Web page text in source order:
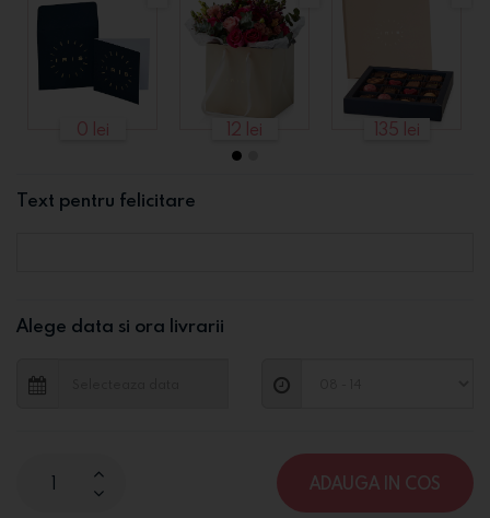
0 lei 12 lei 135 lei
Text pentru felicitare
Alege data si ora livrarii
ADAUGA IN COS